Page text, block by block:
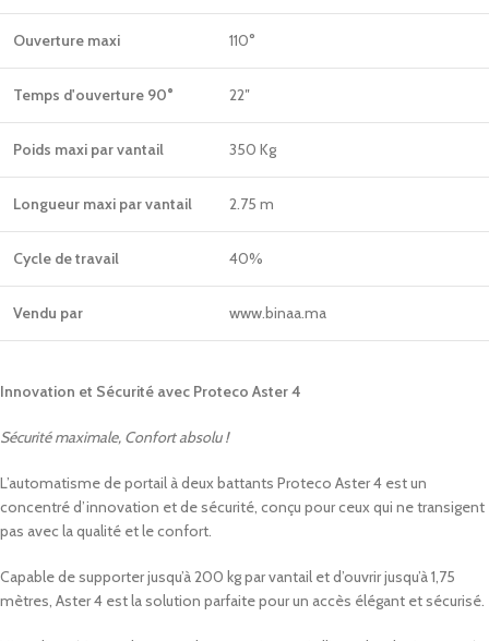
Ouverture maxi 110°
Temps d'ouverture 90° 22″
Poids maxi par vantail 350 Kg
Longueur maxi par vantail 2.75 m
Cycle de travail 40%
Vendu par www.binaa.ma
Innovation et Sécurité avec Proteco Aster 4
Sécurité maximale, Confort absolu !
L’automatisme de portail à deux battants Proteco Aster 4 est un
concentré d’innovation et de sécurité, conçu pour ceux qui ne transigent
pas avec la qualité et le confort.
Capable de supporter jusqu’à 200 kg par vantail et d’ouvrir jusqu’à 1,75
mètres, Aster 4 est la solution parfaite pour un accès élégant et sécurisé.